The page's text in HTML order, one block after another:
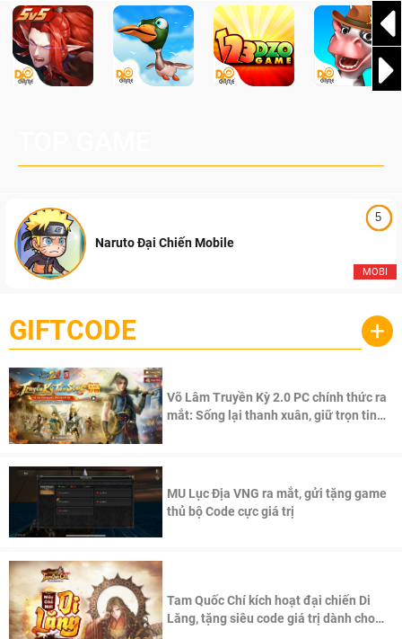
5
MOBI
Naruto Đại Chiến Mobile
GIFTCODE +
Võ Lâm Truyền Kỳ 2.0 PC chính thức ra
mắt: Sống lại thanh xuân, giữ trọn tinh
MU Lục Địa VNG ra mắt, gửi tặng game
thủ bộ Code cực giá trị
Tam Quốc Chí kích hoạt đại chiến Di
Lăng, tặng siêu code giá trị dành cho